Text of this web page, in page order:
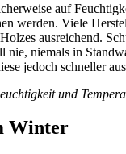
auf
werden. Viele
ausreichend.
niemals in
jedoch schneller
und
Winter